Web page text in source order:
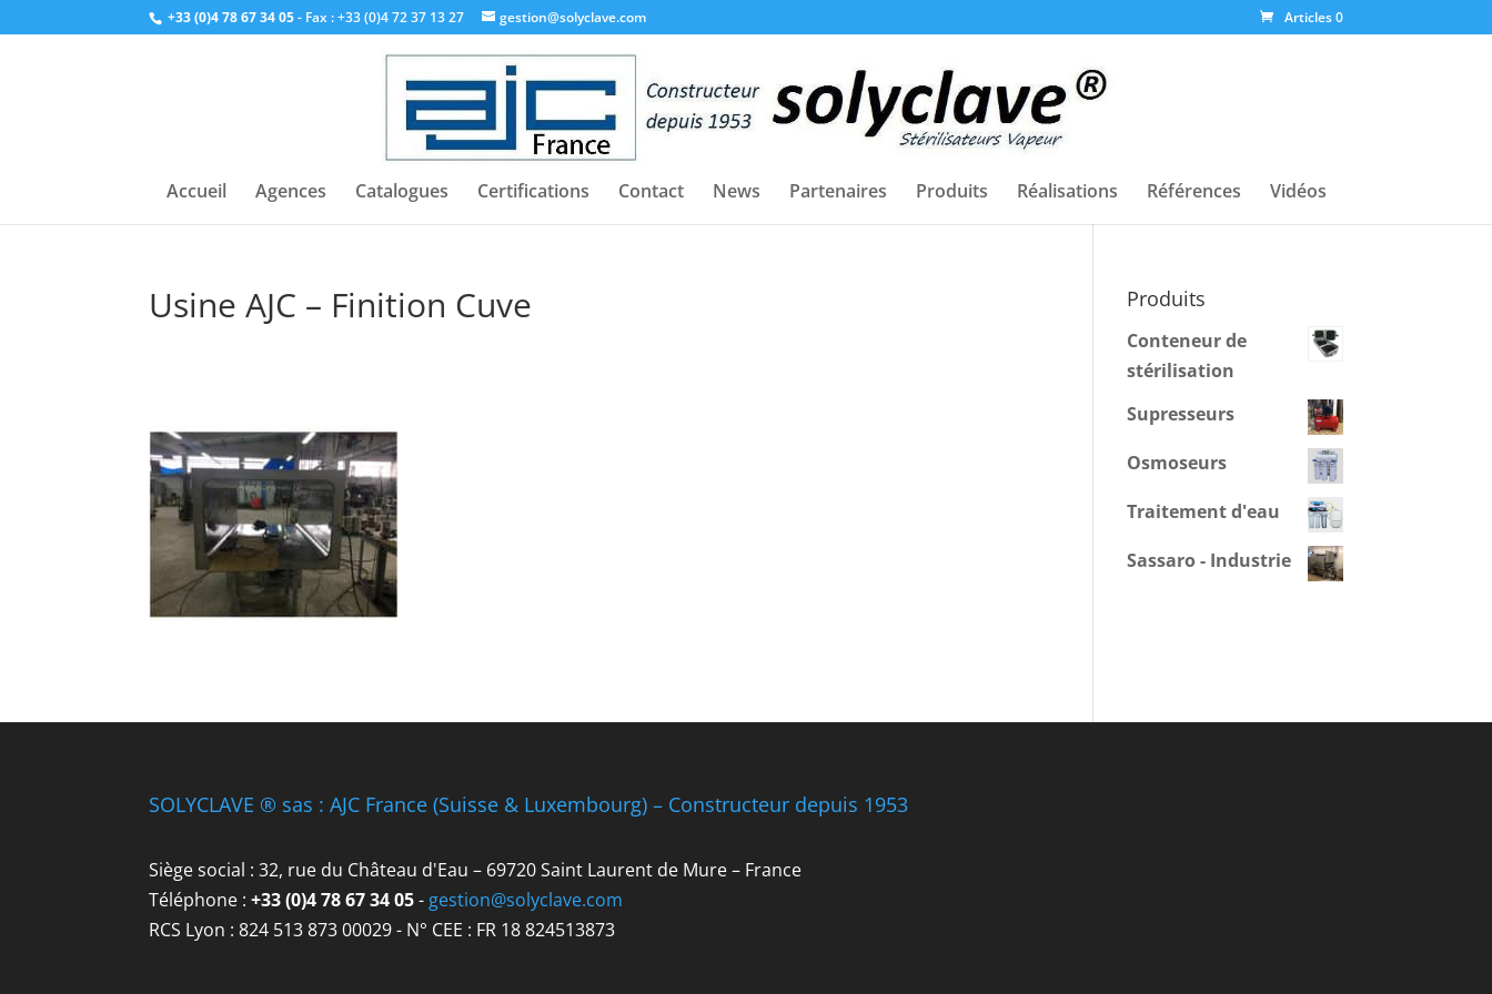
+33 (0)4 78 67 34 05- Fax : +33 (0)4 72 37 13 27 gestion@solyclave.com Articles 0
Accueil Agences Catalogues Certifications Contact News Partenaires Produits Réalisations Références Vidéos
Usine AJC – Finition Cuve Produits
Conteneur de
stérilisation
Supresseurs
Osmoseurs
Traitement d'eau
Sassaro - Industrie
SOLYCLAVE ® sas : AJC France (Suisse & Luxembourg) – Constructeur depuis 1953
Siège social : 32, rue du Château d'Eau – 69720 Saint Laurent de Mure – France
Téléphone : +33 (0)4 78 67 34 05- gestion@solyclave.com
RCS Lyon : 824 513 873 00029 - N° CEE : FR 18 824513873